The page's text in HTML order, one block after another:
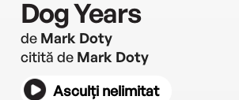
Dog Years
de Mark Doty
citită de Mark Doty
Asculți nelimitat